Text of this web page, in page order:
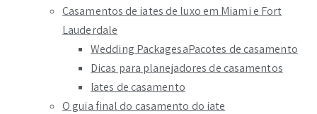
Casamentos de iates de luxo em Miami e Fort
Lauderdale
Wedding PackagesaPacotes de casamento
Dicas para planejadores de casamentos
Iates de casamento
O guia final do casamento do iate